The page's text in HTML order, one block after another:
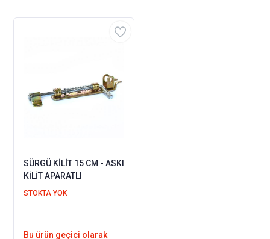
SÜRGÜ KİLİT 15 CM - ASKI
KİLİT APARATLI
STOKTA YOK
Bu ürün geçici olarak